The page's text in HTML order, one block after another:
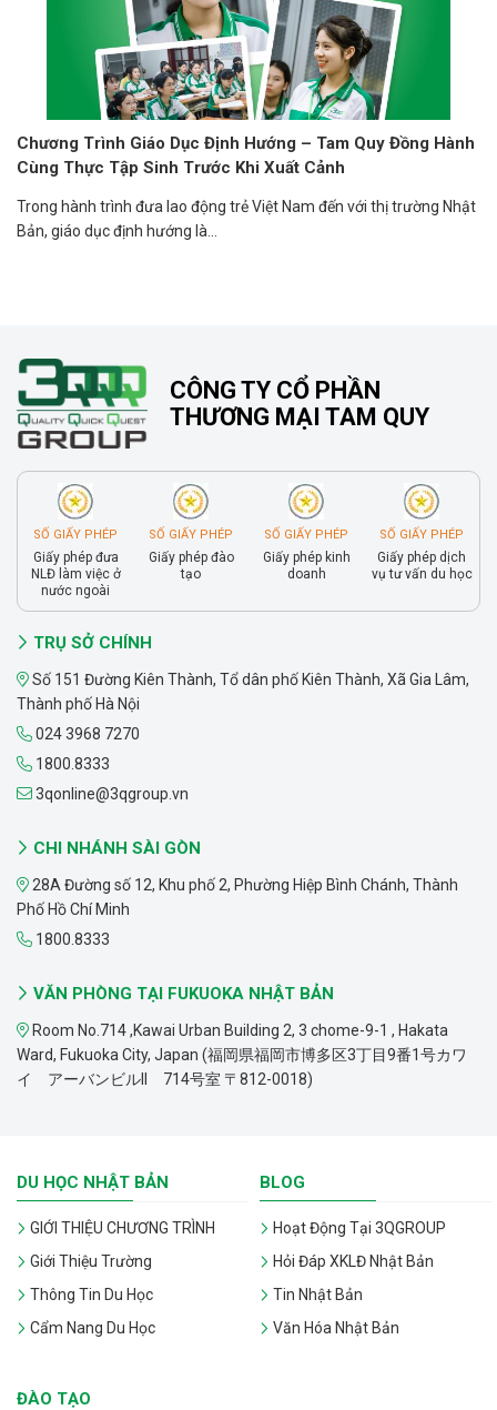
Chương Trình Giáo Dục Định Hướng – Tam Quy Đồng Hành
Cùng Thực Tập Sinh Trước Khi Xuất Cảnh
Trong hành trình đưa lao động trẻ Việt Nam đến với thị trường Nhật
Bản, giáo dục định hướng là...
CÔNG TY CỔ PHẦN
THƯƠNG MẠI TAM QUY
SỐ GIẤY PHÉP
Giấy phép đưa
NLĐ làm việc ở
nước ngoài
SỐ GIẤY PHÉP
Giấy phép đào
tạo
SỐ GIẤY PHÉP
Giấy phép kinh
doanh
SỐ GIẤY PHÉP
Giấy phép dịch
vụ tư vấn du học
TRỤ SỞ CHÍNH
Số 151 Đường Kiên Thành, Tổ dân phố Kiên Thành, Xã Gia Lâm,
Thành phố Hà Nội
024 3968 7270
1800.8333
3qonline@3qgroup.vn
CHI NHÁNH SÀI GÒN
28A Đường số 12, Khu phố 2, Phường Hiệp Bình Chánh, Thành
Phố Hồ Chí Minh
1800.8333
VĂN PHÒNG TẠI FUKUOKA NHẬT BẢN
Room No.714 ,Kawai Urban Building 2, 3 chome-9-1 , Hakata
Ward, Fukuoka City, Japan (福岡県福岡市博多区3丁目9番1号カワ
イ アーバンビルII 714号室 〒812-0018)
DU HỌC NHẬT BẢN
GIỚI THIỆU CHƯƠNG TRÌNH
Giới Thiệu Trường
Thông Tin Du Học
Cẩm Nang Du Học
BLOG
Hoạt Động Tại 3QGROUP
Hỏi Đáp XKLĐ Nhật Bản
Tin Nhật Bản
Văn Hóa Nhật Bản
ĐÀO TẠO